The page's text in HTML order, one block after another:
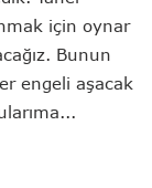
için oynar
Bunun
engeli aşacak